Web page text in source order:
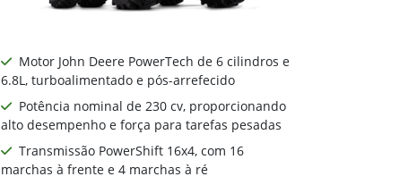
Motor John Deere PowerTech de 6 cilindros e
6.8L, turboalimentado e pós-arrefecido
Potência nominal de 230 cv, proporcionando
alto desempenho e força para tarefas pesadas
Transmissão PowerShift 16x4, com 16
marchas à frente e 4 marchas à ré